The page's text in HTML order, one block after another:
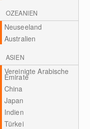
OZEANIEN
Neuseeland
Australien
ASIEN
Vereinigte Arabische
Emirate
China
Japan
Indien
Türkei